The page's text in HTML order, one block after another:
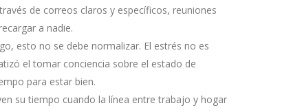
de correos claros y específicos, reuniones
a nadie.
esto no se debe normalizar. El estrés no es
el tomar conciencia sobre el estado de
para estar bien.
su tiempo cuando la línea entre trabajo y hogar